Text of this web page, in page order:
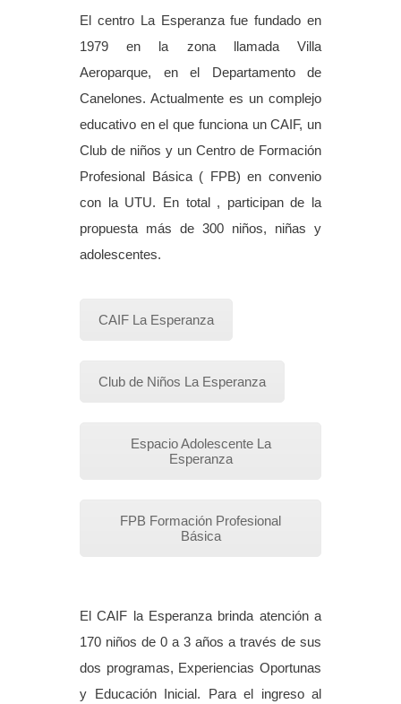
El centro La Esperanza fue fundado en
1979 en la zona llamada Villa
Aeroparque, en el Departamento de
Canelones. Actualmente es un complejo
educativo en el que funciona un CAIF, un
Club de niños y un Centro de Formación
Profesional Básica ( FPB) en convenio
con la UTU. En total , participan de la
propuesta más de 300 niños, niñas y
adolescentes.
CAIF La Esperanza
Club de Niños La Esperanza
Espacio Adolescente La
Esperanza
FPB Formación Profesional
Básica
El CAIF la Esperanza brinda atención a
170 niños de 0 a 3 años a través de sus
dos programas, Experiencias Oportunas
y Educación Inicial. Para el ingreso al